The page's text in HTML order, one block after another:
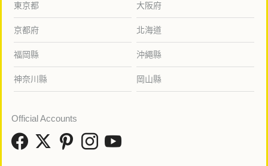
東京都 大阪府
京都府 北海道
福岡縣 沖繩縣
神奈川縣 岡山縣
Official Accounts